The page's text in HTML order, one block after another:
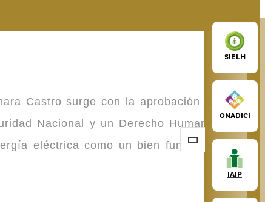
SIELH
ONADICI
IAIP
Castro surge con la aprobación de la
Nacional y un Derecho Humano de
eléctrica como un bien fundamental